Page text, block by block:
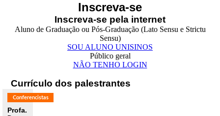
Inscreva-se
Inscreva-se pela internet
Aluno de Graduação ou Pós-Graduação (Lato Sensu e Strictu
Sensu)
SOU ALUNO UNISINOS
Público geral
NÃO TENHO LOGIN
Currículo dos palestrantes
Conferencistas
Profa.